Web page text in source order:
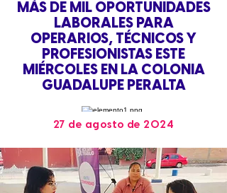
MÁS DE MIL OPORTUNIDADES
LABORALES PARA
OPERARIOS, TÉCNICOS Y
PROFESIONISTAS ESTE
MIÉRCOLES EN LA COLONIA
GUADALUPE PERALTA
27 de agosto de 2024